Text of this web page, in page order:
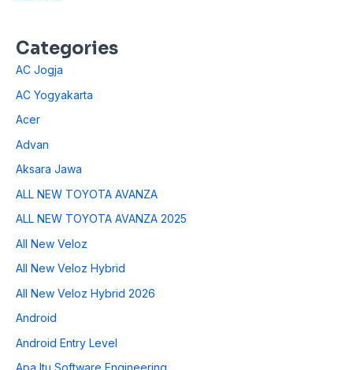
Categories
AC Jogja
AC Yogyakarta
Acer
Advan
Aksara Jawa
ALL NEW TOYOTA AVANZA
ALL NEW TOYOTA AVANZA 2025
All New Veloz
All New Veloz Hybrid
All New Veloz Hybrid 2026
Android
Android Entry Level